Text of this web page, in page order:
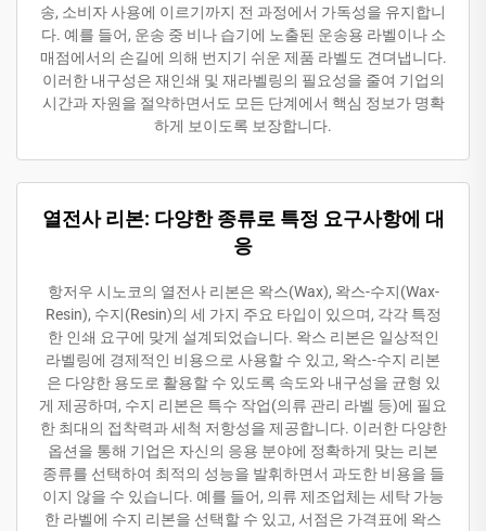
송, 소비자 사용에 이르기까지 전 과정에서 가독성을 유지합니
다. 예를 들어, 운송 중 비나 습기에 노출된 운송용 라벨이나 소
매점에서의 손길에 의해 번지기 쉬운 제품 라벨도 견뎌냅니다.
이러한 내구성은 재인쇄 및 재라벨링의 필요성을 줄여 기업의
시간과 자원을 절약하면서도 모든 단계에서 핵심 정보가 명확
하게 보이도록 보장합니다.
열전사 리본: 다양한 종류로 특정 요구사항에 대
응
항저우 시노코의 열전사 리본은 왁스(Wax), 왁스-수지(Wax-
Resin), 수지(Resin)의 세 가지 주요 타입이 있으며, 각각 특정
한 인쇄 요구에 맞게 설계되었습니다. 왁스 리본은 일상적인
라벨링에 경제적인 비용으로 사용할 수 있고, 왁스-수지 리본
은 다양한 용도로 활용할 수 있도록 속도와 내구성을 균형 있
게 제공하며, 수지 리본은 특수 작업(의류 관리 라벨 등)에 필요
한 최대의 접착력과 세척 저항성을 제공합니다. 이러한 다양한
옵션을 통해 기업은 자신의 응용 분야에 정확하게 맞는 리본
종류를 선택하여 최적의 성능을 발휘하면서 과도한 비용을 들
이지 않을 수 있습니다. 예를 들어, 의류 제조업체는 세탁 가능
한 라벨에 수지 리본을 선택할 수 있고, 서점은 가격표에 왁스